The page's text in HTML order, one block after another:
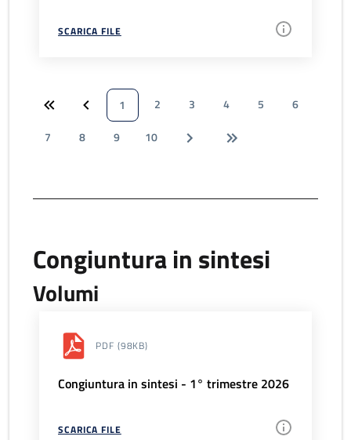
SCARICA FILE
1 2 3 4 5
6
7
8 9 10
Congiuntura in sintesi
Volumi
PDF (98KB)
Congiuntura in sintesi - 1° trimestre 2026
SCARICA FILE